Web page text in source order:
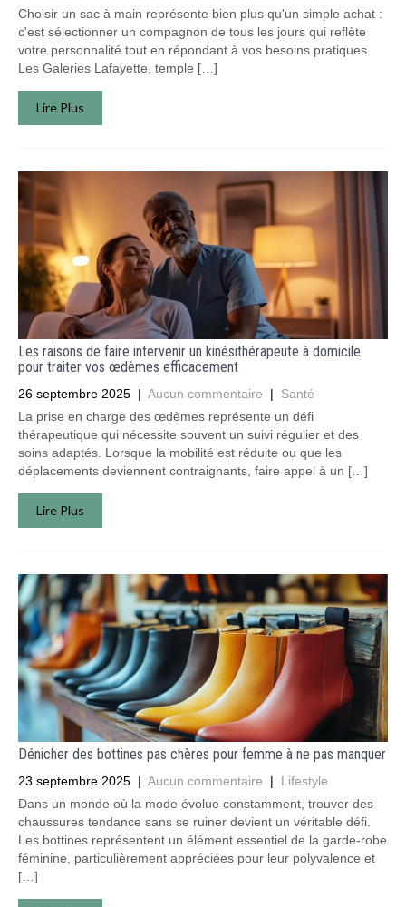
Choisir un sac à main représente bien plus qu'un simple achat :
c'est sélectionner un compagnon de tous les jours qui reflète
votre personnalité tout en répondant à vos besoins pratiques.
Les Galeries Lafayette, temple […]
Lire Plus
Les raisons de faire intervenir un kinésithérapeute à domicile
pour traiter vos œdèmes efficacement
26 septembre 2025 | Aucun commentaire | Santé
La prise en charge des œdèmes représente un défi
thérapeutique qui nécessite souvent un suivi régulier et des
soins adaptés. Lorsque la mobilité est réduite ou que les
déplacements deviennent contraignants, faire appel à un […]
Lire Plus
Dénicher des bottines pas chères pour femme à ne pas manquer
23 septembre 2025 | Aucun commentaire | Lifestyle
Dans un monde où la mode évolue constamment, trouver des
chaussures tendance sans se ruiner devient un véritable défi.
Les bottines représentent un élément essentiel de la garde-robe
féminine, particulièrement appréciées pour leur polyvalence et
[…]